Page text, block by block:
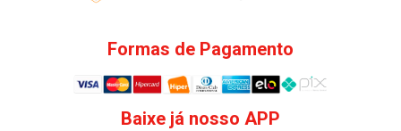
Formas de Pagamento
Baixe já nosso APP